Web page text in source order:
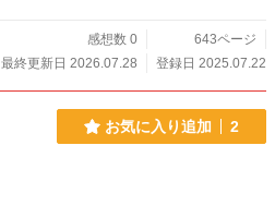
感想数 0
643ページ
最終更新日 2026.07.28
登録日 2025.07.22
お気に入り追加 2